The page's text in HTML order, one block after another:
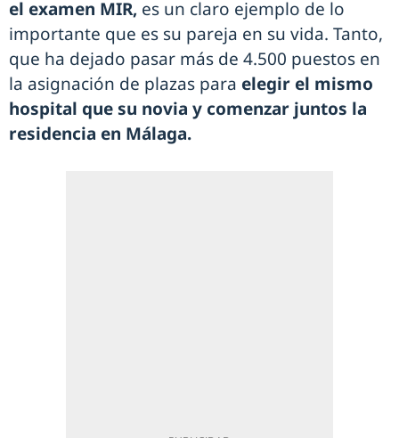
el examen MIR, es un claro ejemplo de lo
importante que es su pareja en su vida. Tanto,
que ha dejado pasar más de 4.500 puestos en
la asignación de plazas para elegir el mismo
hospital que su novia y comenzar juntos la
residencia en Málaga.